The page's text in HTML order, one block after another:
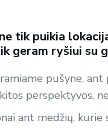
tik puikia
geram ryšiui
pušyne,
perspektyvos,
ant medžių,